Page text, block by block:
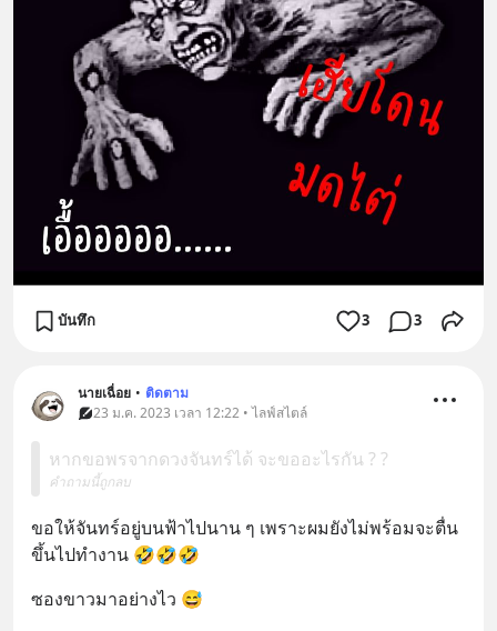
บันทึก 3 3
นายเฉื่อย • ติดตาม
23 ม.ค. 2023 เวลา 12:22 • ไลฟ์สไตล์
หากขอพรจากดวงจันทร์ได้ จะขออะไรกัน ? ?
คำถามนี้ถูกลบ
ขอให้จันทร์อยู่บนฟ้าไปนาน ๆ เพราะผมยังไม่พร้อมจะตื่น
ขึ้นไปทำงาน 🤣🤣🤣
ซองขาวมาอย่างไว 😅